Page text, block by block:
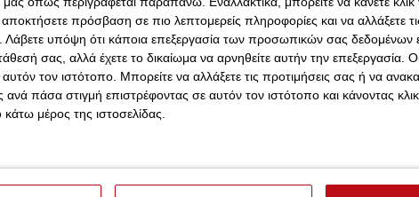
πρόσβαση σε πιο λεπτομερείς πληροφορίες και να αλλάξετε
Λάβετε υπόψη ότι κάποια επεξεργασία των προσωπικών σας δεδομένων
σας, αλλά έχετε το δικαίωμα να αρνηθείτε αυτήν την επεξεργασία.
τον ιστότοπο. Μπορείτε να αλλάξετε τις προτιμήσεις σας ή να
πάσα στιγμή επιστρέφοντας σε αυτόν τον ιστότοπο και κάνοντας
μέρος της ιστοσελίδας.
2016 - 02:42
να προκριθούμε"
είναι δύσκολη, ο Σφαιρόπουλος το πιστεύει πολύ! Και
δύναμη της έδρας και στους παίκτες του.
πάρει τον ψηλό!